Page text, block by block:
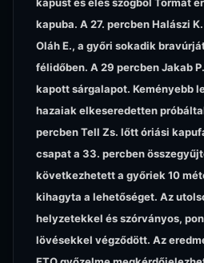
kapuba. A 27. percben Halászi
Oláh E., a győri sokadik
félidőben. A 29 percben Jakab
kapott sárgalapot. Keményebb
hazaiak elkeseredetten
percben Tell Zs. lőtt óriási
csapat a 33. percben
következhetett a győriek 10
kihagyta a lehetőséget. Az
helyzetekkel és szórványos,
lövésekkel végződött. Az